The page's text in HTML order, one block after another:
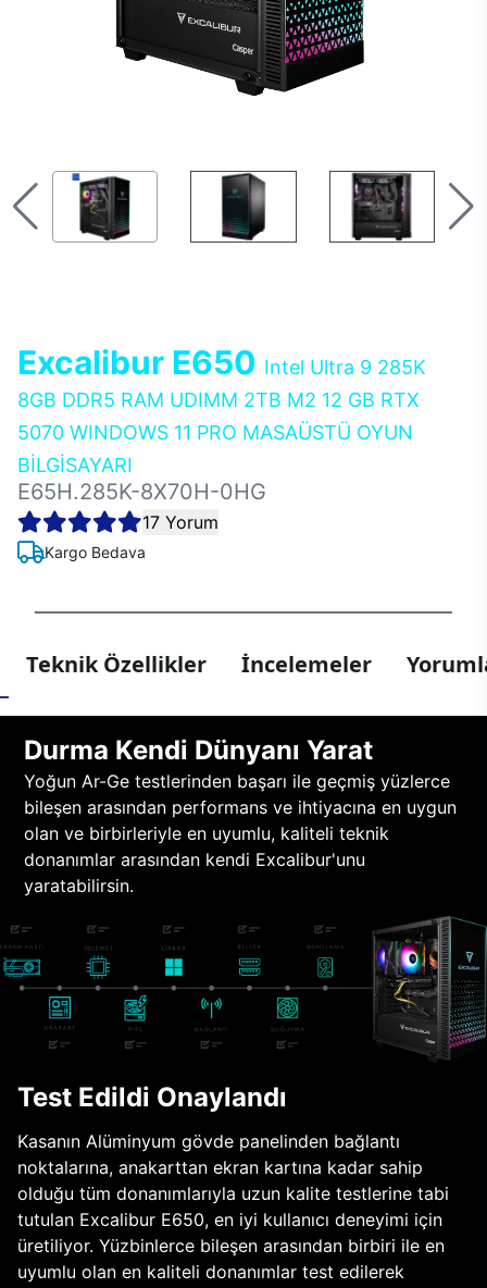
Excalibur E650 Intel Ultra 9 285K
8GB DDR5 RAM UDIMM 2TB M2 12 GB RTX
5070 WINDOWS 11 PRO MASAÜSTÜ OYUN
BİLGİSAYARI
E65H.285K-8X70H-0HG
17 Yorum
Kargo Bedava
Teknik Özellikler İncelemeler
Durma Kendi Dünyanı Yarat
Yoğun Ar-Ge testlerinden başarı ile geçmiş yüzlerce
bileşen arasından performans ve ihtiyacına en uygun
olan ve birbirleriyle en uyumlu, kaliteli teknik
donanımlar arasından kendi Excalibur'unu
yaratabilirsin.
Test Edildi Onaylandı
Kasanın Alüminyum gövde panelinden bağlantı
noktalarına, anakarttan ekran kartına kadar sahip
olduğu tüm donanımlarıyla uzun kalite testlerine tabi
tutulan Excalibur E650, en iyi kullanıcı deneyimi için
üretiliyor. Yüzbinlerce bileşen arasından birbiri ile en
uyumlu olan en kaliteli donanımlar test edilerek